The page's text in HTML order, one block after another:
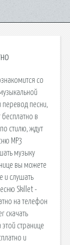
со
перевод песни,
в
стилю, ждут
MP3
музыку
вы можете
и слушать
Skillet -
на телефон
скачать
странице
и